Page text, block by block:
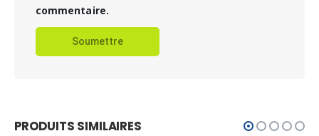
commentaire.
PRODUITS SIMILAIRES